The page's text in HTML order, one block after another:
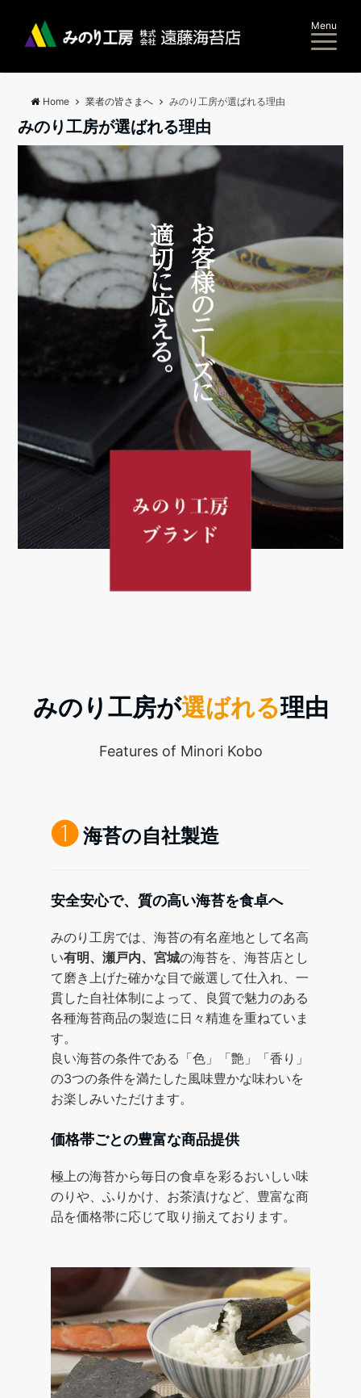
Menu
Home 業者の皆さまへ みのり工房が選ばれる理由
みのり工房が選ばれる理由
みのり工房が選ばれる理由
Features of Minori Kobo
❶海苔の自社製造
安全安心で、質の高い海苔を食卓へ
みのり工房では、海苔の有名産地として名高
い有明、瀬戸内、宮城の海苔を、海苔店とし
て磨き上げた確かな目で厳選して仕入れ、一
貫した自社体制によって、良質で魅力のある
各種海苔商品の製造に日々精進を重ねていま
す。
良い海苔の条件である「色」「艶」「香り」
の3つの条件を満たした風味豊かな味わいを
お楽しみいただけます。
価格帯ごとの豊富な商品提供
極上の海苔から毎日の食卓を彩るおいしい味
のりや、ふりかけ、お茶漬けなど、豊富な商
品を価格帯に応じて取り揃えております。